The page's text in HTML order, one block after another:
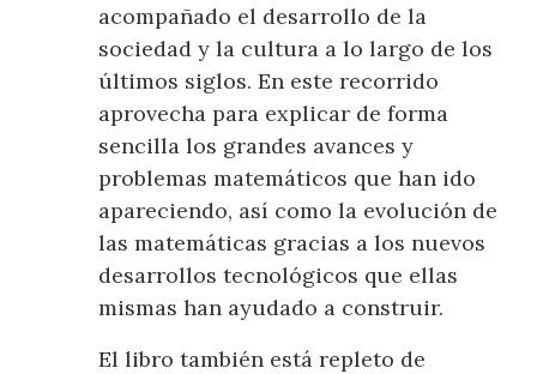
acompañado el desarrollo de la
sociedad y la cultura a lo largo de los
últimos siglos. En este recorrido
aprovecha para explicar de forma
sencilla los grandes avances y
problemas matemáticos que han ido
apareciendo, así como la evolución de
las matemáticas gracias a los nuevos
desarrollos tecnológicos que ellas
mismas han ayudado a construir.
El libro también está repleto de